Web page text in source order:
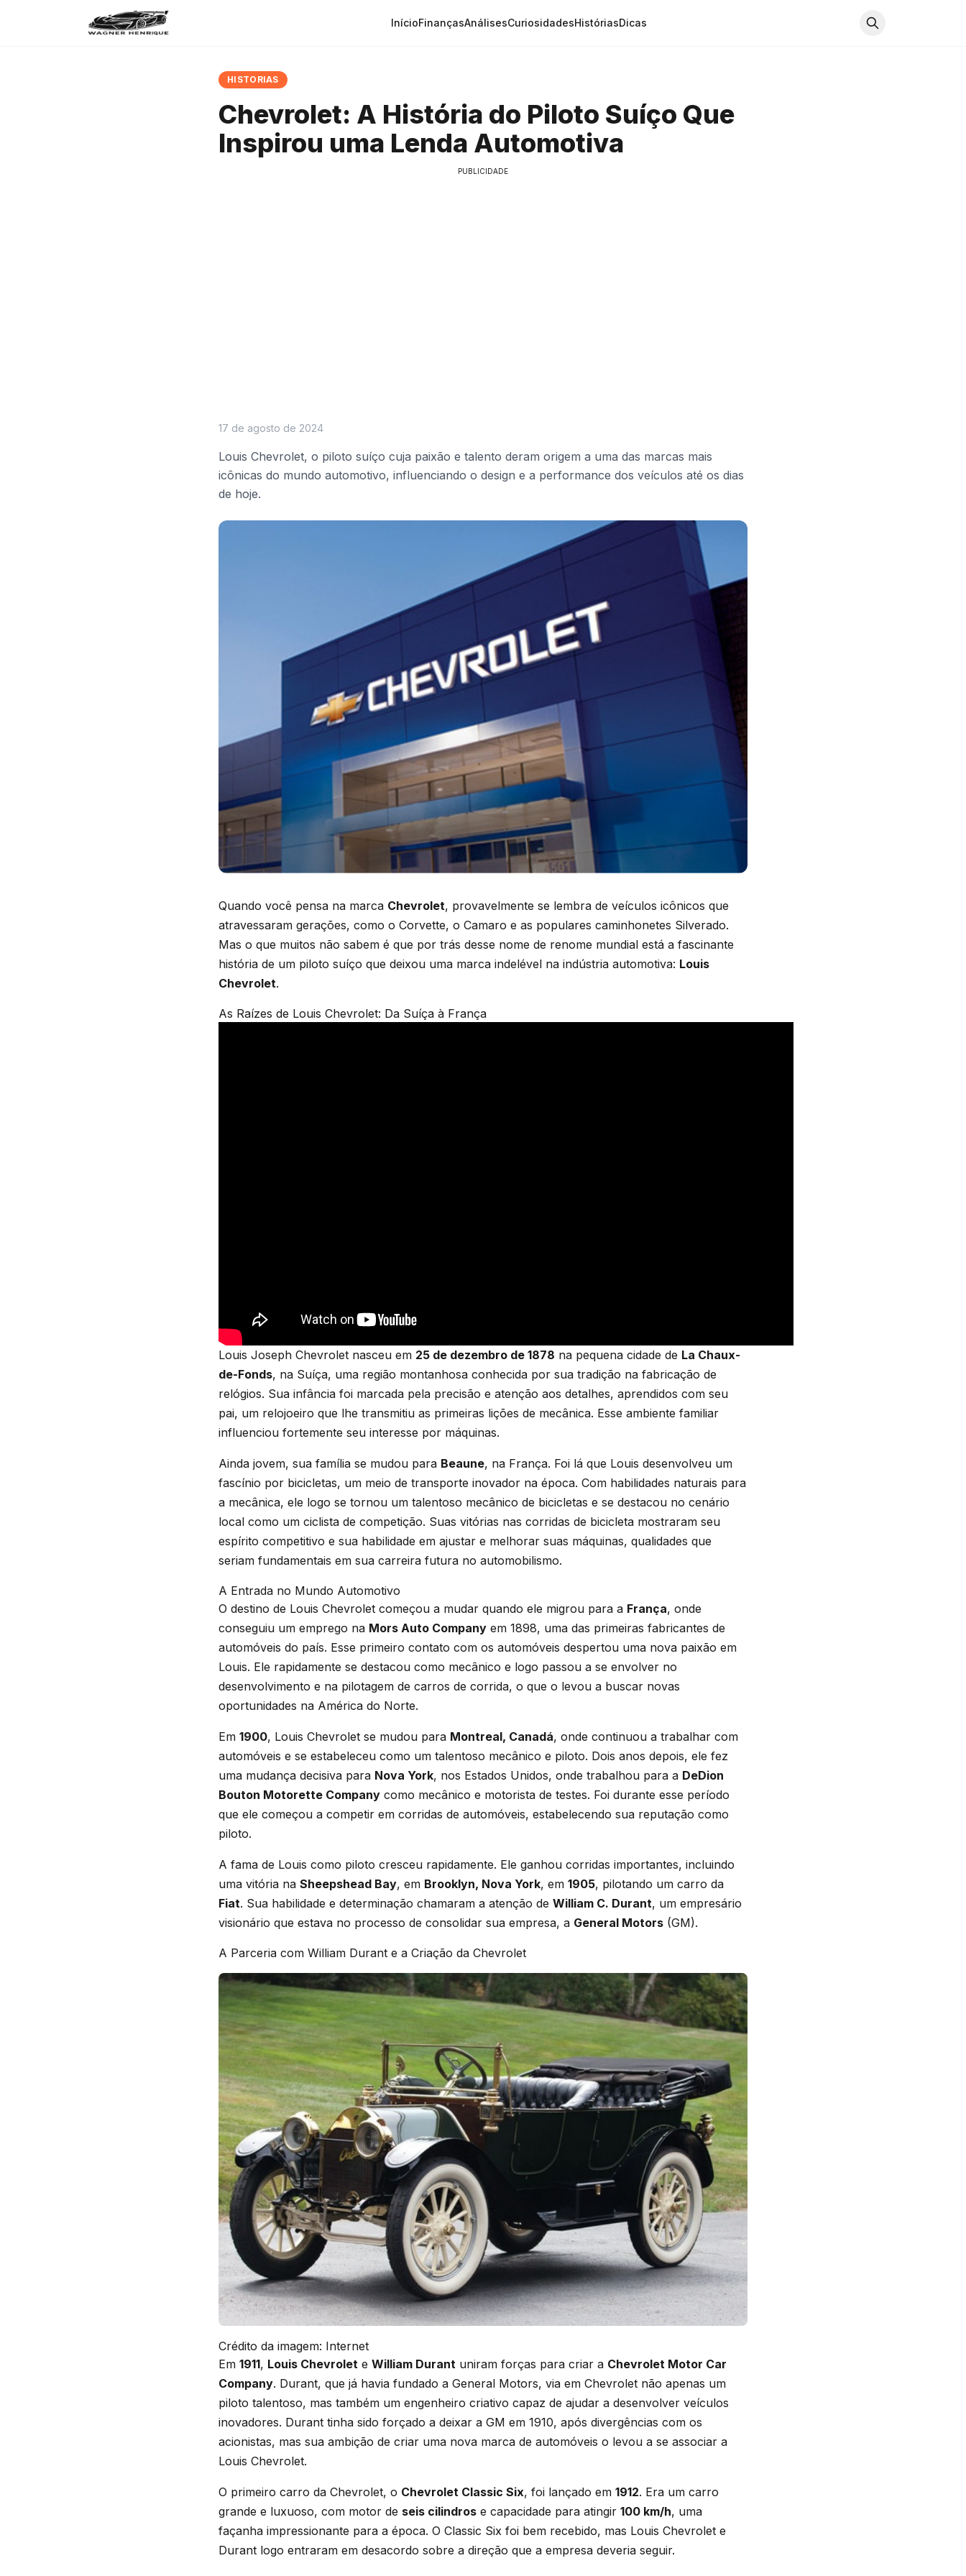
InícioFinançasAnálisesCuriosidadesHistóriasDicas
HISTORIAS
Chevrolet: A História do Piloto Suíço Que
Inspirou uma Lenda Automotiva
PUBLICIDADE
17 de agosto de 2024
Louis Chevrolet, o piloto suíço cuja paixão e talento deram origem a uma das marcas mais
icônicas do mundo automotivo, influenciando o design e a performance dos veículos até os dias
de hoje.
Quando você pensa na marca Chevrolet, provavelmente se lembra de veículos icônicos que
atravessaram gerações, como o Corvette, o Camaro e as populares caminhonetes Silverado.
Mas o que muitos não sabem é que por trás desse nome de renome mundial está a fascinante
história de um piloto suíço que deixou uma marca indelével na indústria automotiva: Louis
Chevrolet.
As Raízes de Louis Chevrolet: Da Suíça à França
Louis Joseph Chevrolet nasceu em 25 de dezembro de 1878 na pequena cidade de La Chaux-
de-Fonds, na Suíça, uma região montanhosa conhecida por sua tradição na fabricação de
relógios. Sua infância foi marcada pela precisão e atenção aos detalhes, aprendidos com seu
pai, um relojoeiro que lhe transmitiu as primeiras lições de mecânica. Esse ambiente familiar
influenciou fortemente seu interesse por máquinas.
Ainda jovem, sua família se mudou para Beaune, na França. Foi lá que Louis desenvolveu um
fascínio por bicicletas, um meio de transporte inovador na época. Com habilidades naturais para
a mecânica, ele logo se tornou um talentoso mecânico de bicicletas e se destacou no cenário
local como um ciclista de competição. Suas vitórias nas corridas de bicicleta mostraram seu
espírito competitivo e sua habilidade em ajustar e melhorar suas máquinas, qualidades que
seriam fundamentais em sua carreira futura no automobilismo.
A Entrada no Mundo Automotivo
O destino de Louis Chevrolet começou a mudar quando ele migrou para a França, onde
conseguiu um emprego na Mors Auto Company em 1898, uma das primeiras fabricantes de
automóveis do país. Esse primeiro contato com os automóveis despertou uma nova paixão em
Louis. Ele rapidamente se destacou como mecânico e logo passou a se envolver no
desenvolvimento e na pilotagem de carros de corrida, o que o levou a buscar novas
oportunidades na América do Norte.
Em 1900, Louis Chevrolet se mudou para Montreal, Canadá, onde continuou a trabalhar com
automóveis e se estabeleceu como um talentoso mecânico e piloto. Dois anos depois, ele fez
uma mudança decisiva para Nova York, nos Estados Unidos, onde trabalhou para a DeDion
Bouton Motorette Company como mecânico e motorista de testes. Foi durante esse período
que ele começou a competir em corridas de automóveis, estabelecendo sua reputação como
piloto.
A fama de Louis como piloto cresceu rapidamente. Ele ganhou corridas importantes, incluindo
uma vitória na Sheepshead Bay, em Brooklyn, Nova York, em 1905, pilotando um carro da
Fiat. Sua habilidade e determinação chamaram a atenção de William C. Durant, um empresário
visionário que estava no processo de consolidar sua empresa, a General Motors (GM).
A Parceria com William Durant e a Criação da Chevrolet
Crédito da imagem: Internet
Em 1911, Louis Chevrolet e William Durant uniram forças para criar a Chevrolet Motor Car
Company. Durant, que já havia fundado a General Motors, via em Chevrolet não apenas um
piloto talentoso, mas também um engenheiro criativo capaz de ajudar a desenvolver veículos
inovadores. Durant tinha sido forçado a deixar a GM em 1910, após divergências com os
acionistas, mas sua ambição de criar uma nova marca de automóveis o levou a se associar a
Louis Chevrolet.
O primeiro carro da Chevrolet, o Chevrolet Classic Six, foi lançado em 1912. Era um carro
grande e luxuoso, com motor de seis cilindros e capacidade para atingir 100 km/h, uma
façanha impressionante para a época. O Classic Six foi bem recebido, mas Louis Chevrolet e
Durant logo entraram em desacordo sobre a direção que a empresa deveria seguir.